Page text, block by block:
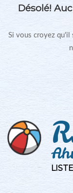
Désolé!
Si vous croyez qu'il
R